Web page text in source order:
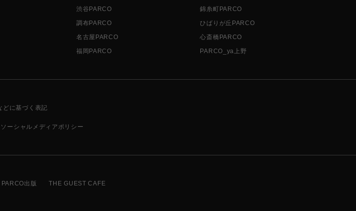
渋谷PARCO
錦糸町PARCO
調布PARCO
ひばりが丘PARCO
名古屋PARCO
心斎橋PARCO
福岡PARCO PARCO_ya上野
どに基づく表記
ソーシャルメディアポリシー
PARCO出版 THE GUEST CAFE